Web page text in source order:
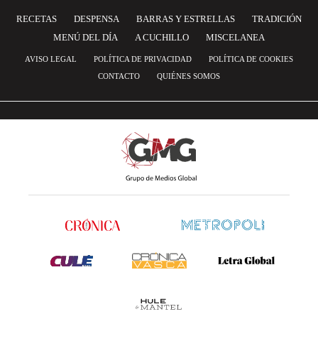
RECETAS DESPENSA BARRAS Y ESTRELLAS
TRADICIÓN
MENÚ DEL DÍA
A CUCHILLO MISCELANEA
AVISO LEGAL POLÍTICA DE PRIVACIDAD
POLÍTICA DE COOKIES
CONTACTO
QUIÉNES SOMOS